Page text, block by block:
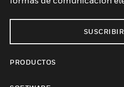
PRODUCTOS